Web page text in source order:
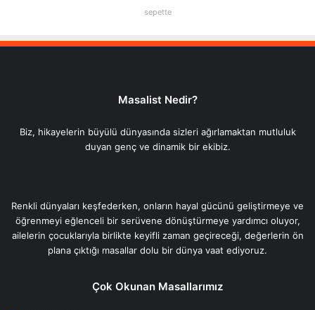
sepette
Masalist Nedir?
Biz, hikayelerin büyülü dünyasında sizleri ağırlamaktan mutluluk
duyan genç ve dinamik bir ekibiz.
Renkli dünyaları keşfederken, onların hayal gücünü geliştirmeye ve
öğrenmeyi eğlenceli bir serüvene dönüştürmeye yardımcı oluyor,
ailelerin çocuklarıyla birlikte keyifli zaman geçireceği, değerlerin ön
plana çıktığı masallar dolu bir dünya vaat ediyoruz.
Çok Okunan Masallarımız